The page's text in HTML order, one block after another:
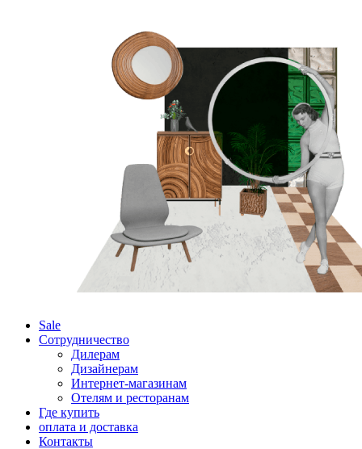
Sale
Сотрудничество
Дилерам
Дизайнерам
Интернет-магазинам
Отелям и ресторанам
Где купить
оплата и доставка
Контакты